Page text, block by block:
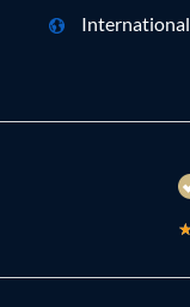
International